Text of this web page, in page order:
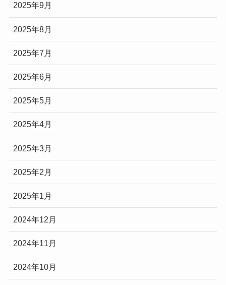
2025年9月
2025年8月
2025年7月
2025年6月
2025年5月
2025年4月
2025年3月
2025年2月
2025年1月
2024年12月
2024年11月
2024年10月